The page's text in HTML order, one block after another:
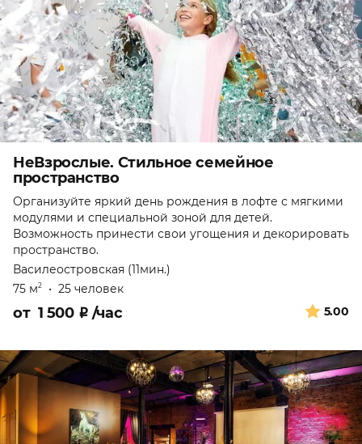
НеВзрослые. Стильное семейное
пространство
Организуйте яркий день рождения в лофте с мягкими
модулями и специальной зоной для детей.
Возможность принести свои угощения и декорировать
пространство.
Василеостровская (11мин.)
75 м2 • 25 человек
5.00
от 1 500 ₽ /час